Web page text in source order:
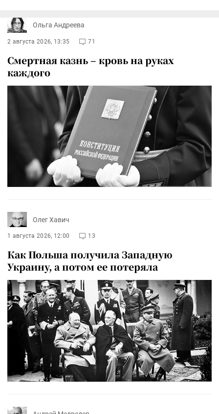
Ольга Андреева
2 августа 2026, 13:35 71
Смертная казнь – кровь на руках
каждого
Олег Хавич
1 августа 2026, 12:00 13
Как Польша получила Западную
Украину, а потом ее потеряла